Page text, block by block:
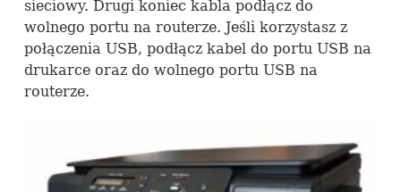
sieciowy. Drugi koniec kabla podłącz do
wolnego portu na routerze. Jeśli korzystasz z
połączenia USB, podłącz kabel do portu USB na
drukarce oraz do wolnego portu USB na
routerze.